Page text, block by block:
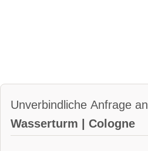
Unverbindliche Anfrage an
Wasserturm | Cologne